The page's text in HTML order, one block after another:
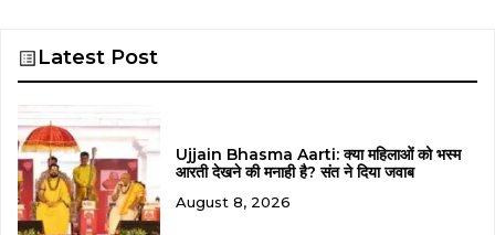
Latest Post
Ujjain Bhasma Aarti: क्या महिलाओं को भस्म
आरती देखने की मनाही है? संत ने दिया जवाब
August 8, 2026